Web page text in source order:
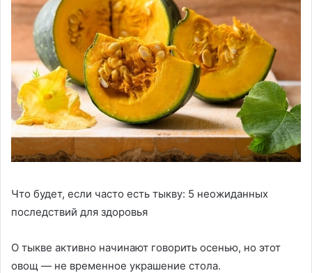
Что будет, если часто есть тыкву: 5 неожиданных
последствий для здоровья
О тыкве активно начинают говорить осенью, но этот
овощ — не временное украшение стола.